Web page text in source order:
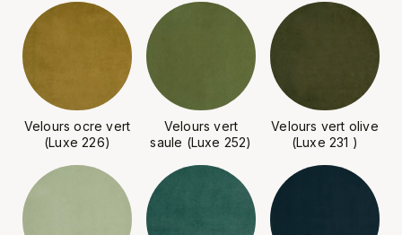
Velours ocre vert
(Luxe 226)
Velours vert
saule (Luxe 252)
Velours vert olive
(Luxe 231 )